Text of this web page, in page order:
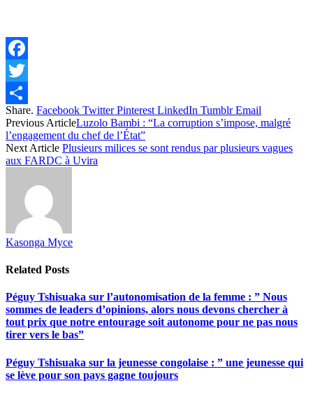
Facebook
Twitter
Share
Share. Facebook Twitter Pinterest LinkedIn Tumblr Email
Previous ArticleLuzolo Bambi : “La corruption s’impose, malgré
l’engagement du chef de l’État”
Next Article Plusieurs milices se sont rendus par plusieurs vagues
aux FARDC à Uvira
Kasonga Myce
Related Posts
Péguy Tshisuaka sur l’autonomisation de la femme : ” Nous
sommes de leaders d’opinions, alors nous devons chercher à
tout prix que notre entourage soit autonome pour ne pas nous
tirer vers le bas”
Péguy Tshisuaka sur la jeunesse congolaise : ” une jeunesse qui
se lève pour son pays gagne toujours